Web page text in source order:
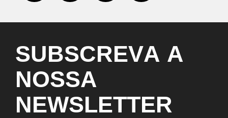
SUBSCREVA A
NOSSA
NEWSLETTER